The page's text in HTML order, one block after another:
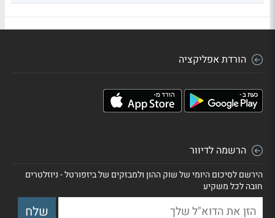
הורדת אפליקציה
הרשמה לדיוור
הירשם לסיכום היומי של שוק ההון ולמבזקים של ביזפורטל - ניוזלטרים
חובה לכל משקיע